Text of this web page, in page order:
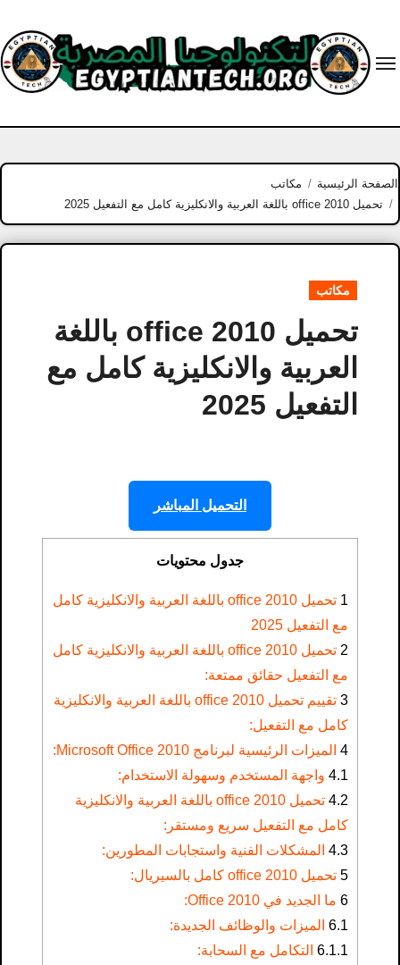
content
الصفحة الرئيسية
مكاتب
تحميل office 2010 باللغة العربية والانكليزية كامل مع التفعيل 2025
مكاتب
تحميل office 2010 باللغة
العربية والانكليزية كامل مع
التفعيل 2025
التحميل المباشر
جدول محتويات
1
تحميل office 2010 باللغة العربية والانكليزية كامل
مع التفعيل 2025
2
تحميل office 2010 باللغة العربية والانكليزية كامل
مع التفعيل حقائق ممتعة:
3
تقييم تحميل office 2010 باللغة العربية والانكليزية
كامل مع التفعيل:
4 الميزات الرئيسية لبرنامج Microsoft Office 2010:
4.1 واجهة المستخدم وسهولة الاستخدام:
4.2
تحميل office 2010 باللغة العربية والانكليزية
كامل مع التفعيل سريع ومستقر:
4.3 المشكلات الفنية واستجابات المطورين:
5 تحميل office 2010 كامل بالسيريال:
6 ما الجديد في Office 2010:
6.1 الميزات والوظائف الجديدة:
6.1.1 التكامل مع السحابة: